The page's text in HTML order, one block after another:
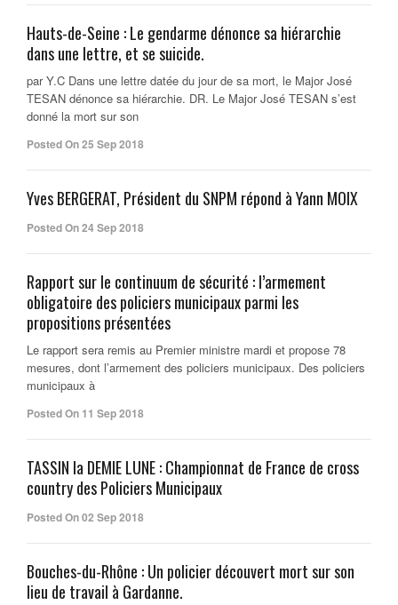
Hauts-de-Seine : Le gendarme dénonce sa hiérarchie
dans une lettre, et se suicide.
par Y.C Dans une lettre datée du jour de sa mort, le Major José
TESAN dénonce sa hiérarchie. DR. Le Major José TESAN s’est
donné la mort sur son
Posted On 25 Sep 2018
Yves BERGERAT, Président du SNPM répond à Yann MOIX
Posted On 24 Sep 2018
Rapport sur le continuum de sécurité : l’armement
obligatoire des policiers municipaux parmi les
propositions présentées
Le rapport sera remis au Premier ministre mardi et propose 78
mesures, dont l’armement des policiers municipaux. Des policiers
municipaux à
Posted On 11 Sep 2018
TASSIN la DEMIE LUNE : Championnat de France de cross
country des Policiers Municipaux
Posted On 02 Sep 2018
Bouches-du-Rhône : Un policier découvert mort sur son
lieu de travail à Gardanne.